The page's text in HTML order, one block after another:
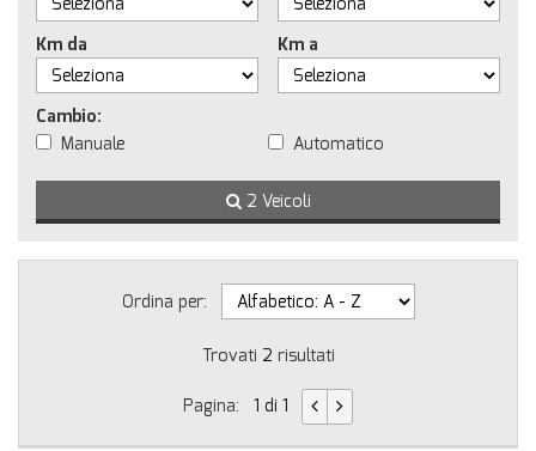
Km da Km a
Cambio:
Manuale
Automatico
2 Veicoli
Ordina per:
Trovati 2 risultati
Pagina: 1 di 1